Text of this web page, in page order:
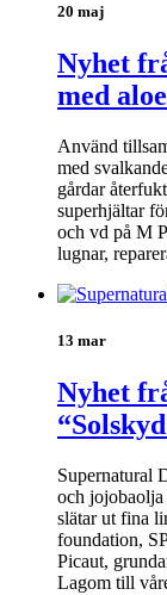
20 maj
Nyhet
med
Använd
med
gårdar
superhjältar
och vd på M
lugnar,
13 mar
Nyhet
Supernatural
och jojobaolja
slätar ut fina
foundation,
Picaut,
Lagom till